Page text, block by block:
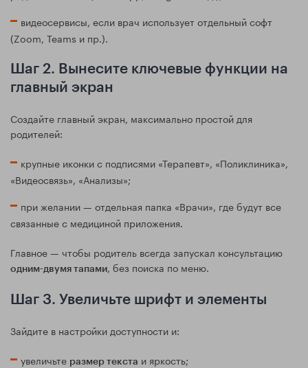
видеосервисы, если врач использует отдельный софт
(Zoom, Teams и пр.).
Шаг 2. Вынесите ключевые функции на
главный экран
Создайте главный экран, максимально простой для
родителей:
крупные иконки с подписями «Терапевт», «Поликлиника»,
«Видеосвязь», «Анализы»;
при желании — отдельная папка «Врачи», где будут все
связанные с медициной приложения.
Главное — чтобы родитель всегда запускал консультацию
одним-двумя тапами, без поиска по меню.
Шаг 3. Увеличьте шрифт и элементы
Зайдите в настройки доступности и:
увеличьте размер текста и яркость;